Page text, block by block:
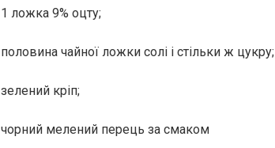
1 ложка 9% оцту;
половина чайної ложки солі і стільки ж цукру;
зелений кріп;
чорний мелений перець за смаком